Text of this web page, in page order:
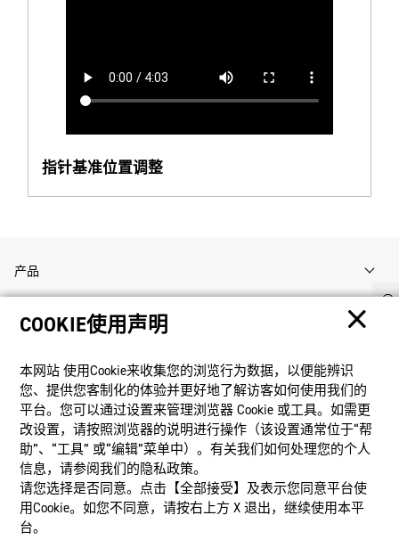
指针基准位置调整
产品
客户支持
资讯
社交媒体
COOKIE使用声明
本网站 使⽤Cookie来收集您的浏览⾏为数据，以便能辨识
您、提供您客制化的体验并更好地了解访客如何使⽤我们的
平台。您可以通过设置来管理浏览器 Cookie 或⼯具。如需更
改设置，请按照浏览器的说明进⾏操作（该设置通常位于“帮
助”、“⼯具” 或“编辑”菜单中）。有关我们如何处理您的个⼈
信息，请参阅我们的隐私政策。
请您选择是否同意。点击【全部接受】及表示您同意平台使
用Cookie。如您不同意，请按右上⽅ X 退出，继续使⽤本平
台。